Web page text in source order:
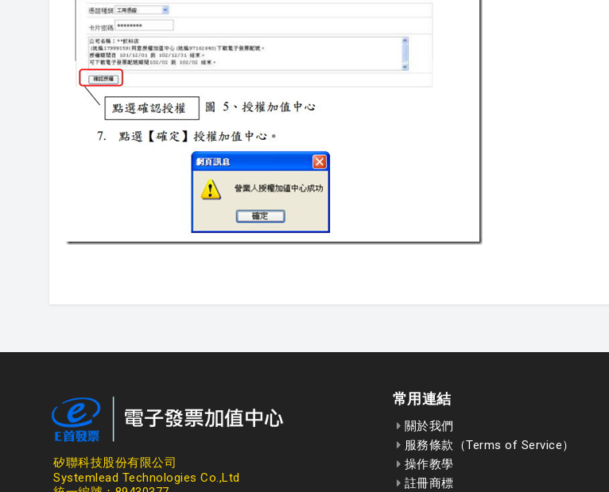
矽聯科技股份有限公司
Systemlead Technologies Co.,Ltd
常用連結
關於我們
服務條款（Terms of Service）
操作教學
註冊商標